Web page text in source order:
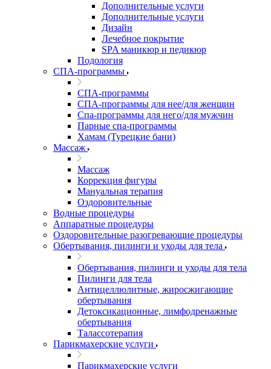
Дополнительные услуги
Дополнительные услуги
Дизайн
Лечебное покрытие
SPA маникюр и педикюр
Подология
СПА-программы
СПА-программы
СПА-программы для нее/для женщин
Спа-программы для него/для мужчин
Парные спа-программы
Хамам (Турецкие бани)
Массаж
Массаж
Коррекция фигуры
Мануальная терапия
Оздоровительные
Водные процедуры
Аппаратные процедуры
Оздоровительные разогревающие процедуры
Обертывания, пилинги и уходы для тела
Обертывания, пилинги и уходы для тела
Пилинги для тела
Антицеллюлитные, жиросжигающие
обертывания
Детоксикационные, лимфодренажные
обертывания
Талассотерапия
Парикмахерские услуги
Парикмахерские услуги